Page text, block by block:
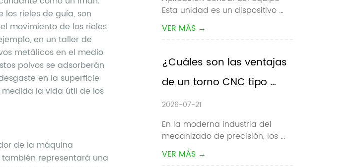
colaborativo
Esta unidad es un dispositivo
auxiliar de carga / descarga
automático dedicado para
Automatiza completamente la
recogida, carga, descarga y
conmutación de piezas de
VER MÁS →
¿Cuáles son las ventajas
de un torno CNC tipo
pandilla?
2026-07-21
En la moderna industria del
mecanizado de precisión, los
fabricantes buscan
constantemente tiempos de
VER MÁS →